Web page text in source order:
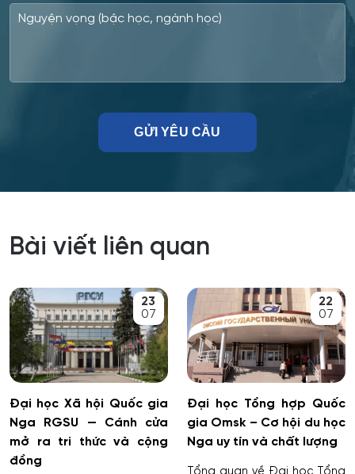
Toán ứng dụng và công nghệ thông tin
Tài nguyên sinh vật nước và nuôi trồng thủy
Tự động hóa các quy trình công nghệ và sản
Vận hành máy móc và thiết bị vận tải, máy
móc và tổ hợp công nghệ
Vật lý
Vật lý sóng vô tuyến và công nghệ ứng dụng
sóng điện từ/Radio Physics
Công nghệ điện tử vi mô
Cơ học và mô hình toán học
Cơ sở hạ tầng nhà ở và xã hội
Cơ điện tử và Robotics
Di truyền học
Diễn xuất
Bài viết liên quan
23
07
Đại học Xã hội Quốc gia
Nga RGSU — Cánh cửa
mở ra tri thức và cộng
đồng
22
07
Đại học Tổng hợp Quốc
gia Omsk – Cơ hội du học
Nga uy tín và chất lượng
Tổng quan về Đại học Tổng